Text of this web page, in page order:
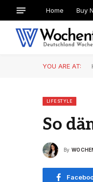
Home Buy
YOU ARE AT:
LIFESTYLE
So
By